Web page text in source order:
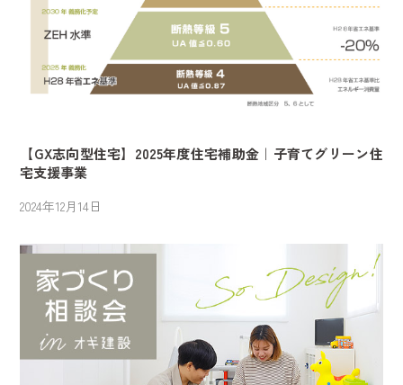
【GX志向型住宅】2025年度住宅補助金｜子育てグリーン住
宅支援事業
2024年12月14日